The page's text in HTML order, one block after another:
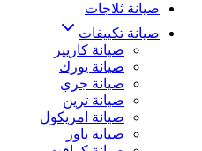
صيانة ثلاجات
صيانة تكييفات
صيانة كاريير
صيانة يورك
صيانة جري
صيانة ترين
صيانة امريكول
صيانة باور